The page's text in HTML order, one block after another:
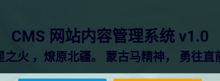
CMS 网站内容管理系统 v1.0
之火 ，燎原北疆。 蒙古马精神， 勇往直